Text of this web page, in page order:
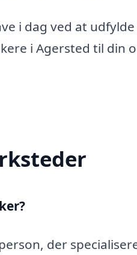
i dag ved at
i Agersted til din
der